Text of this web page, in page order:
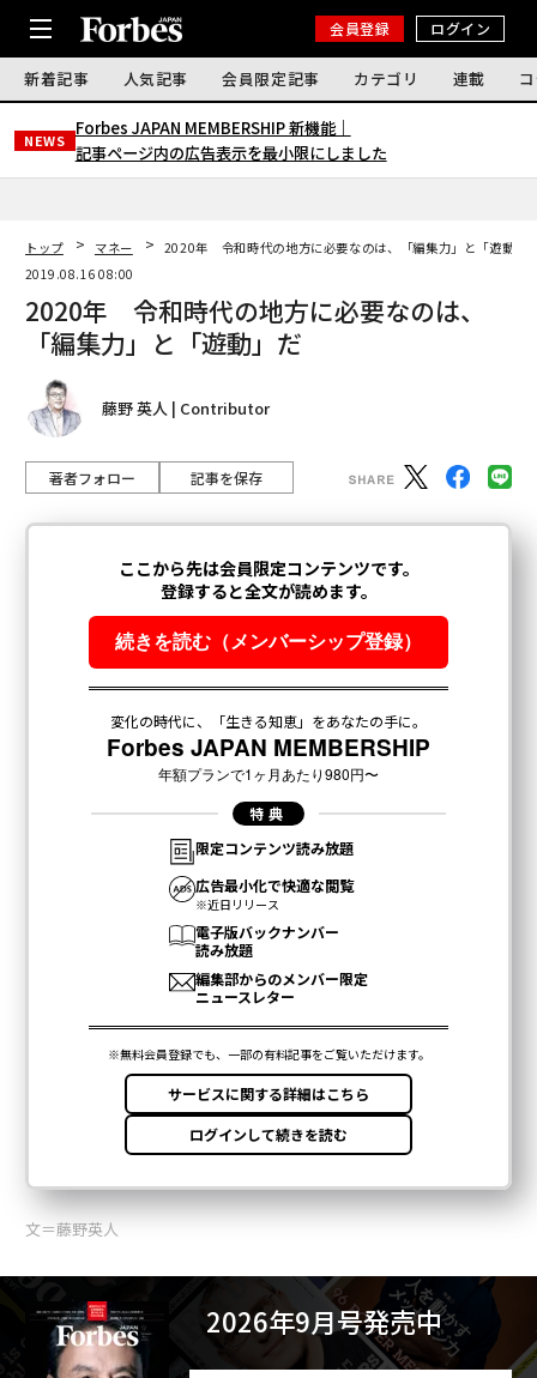
会員登録 ログイン
新着記事 人気記事 会員限定記事 カテゴリ 連載
NEWS
Forbes JAPAN MEMBERSHIP 新機能｜
記事ページ内の広告表示を最小限にしました
トップ マネー
2020年 令和時代の地方に必要なのは、「編集力」と「遊動」
2019.08.16 08:00
2020年 令和時代の地方に必要なのは、
「編集力」と「遊動」だ
藤野 英人 | Contributor
著者フォロー 記事を保存
文＝藤野英人
2026年9月号発売中